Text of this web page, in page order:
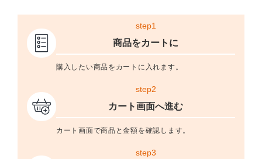
step1
商品をカートに
購入したい商品をカートに入れます。
step2
カート画面へ進む
カート画面で商品と金額を確認します。
step3